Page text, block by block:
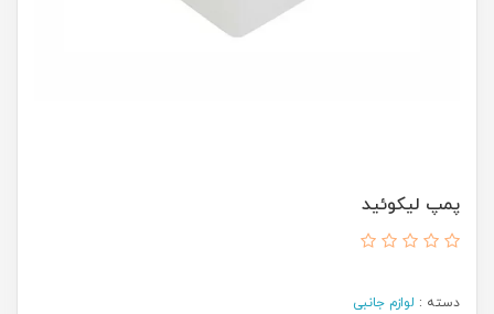
پمپ لیکوئید
دسته : لوازم جانبی